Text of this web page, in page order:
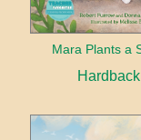
Mara Plants a
Hardback